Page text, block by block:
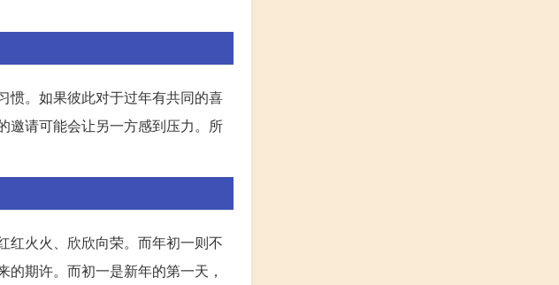
惯。如果彼此对于过年有共同的喜
邀请可能会让另一方感到压力。所
红火火、欣欣向荣。而年初一则不
期许。而初一是新年的第一天，